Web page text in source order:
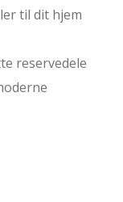
til dit hjem
reservedele